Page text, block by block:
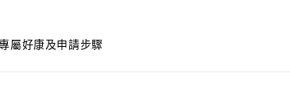
屬好康及申請步驟